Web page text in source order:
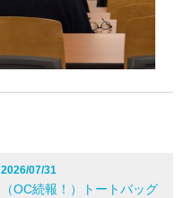
2026/07/31
（OC続報！）トートバッグ